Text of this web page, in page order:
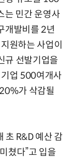
는 민간 운영사
개발비를 2년
원하는 사업이
규 선발기업을
업 500여개사
가 삭감될
초 R&D 예산 감
쳤다”고 입을